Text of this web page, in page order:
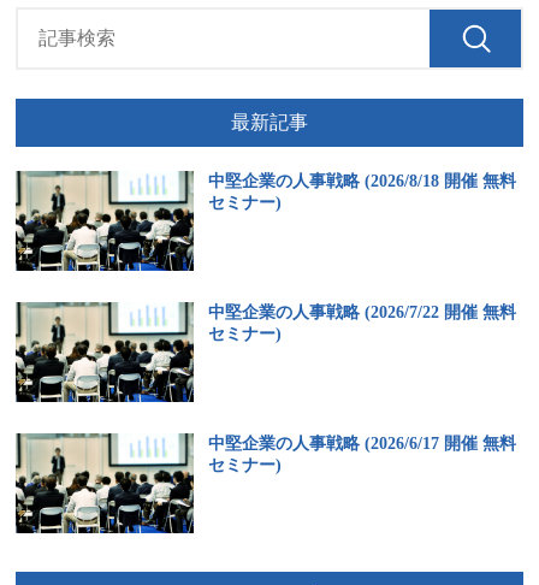
最新記事
中堅企業の人事戦略 (2026/8/18 開催 無料
セミナー)
中堅企業の人事戦略 (2026/7/22 開催 無料
セミナー)
中堅企業の人事戦略 (2026/6/17 開催 無料
セミナー)